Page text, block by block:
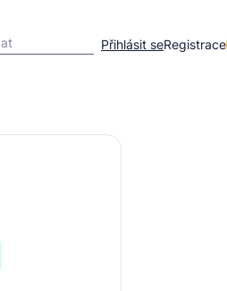
Přihlásit seRegistrace